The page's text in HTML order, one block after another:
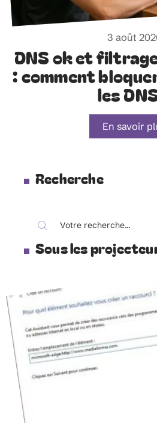
3 août
DNS ok et
: comment
les
En savoir
Recherche
Sous les